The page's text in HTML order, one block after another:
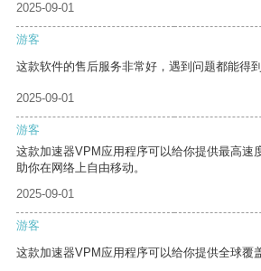
2025-09-01
游客
这款软件的售后服务非常好，遇到问题都能得到
2025-09-01
游客
这款加速器VPM应用程序可以给你提供最高速
助你在网络上自由移动。
2025-09-01
游客
这款加速器VPM应用程序可以给你提供全球覆